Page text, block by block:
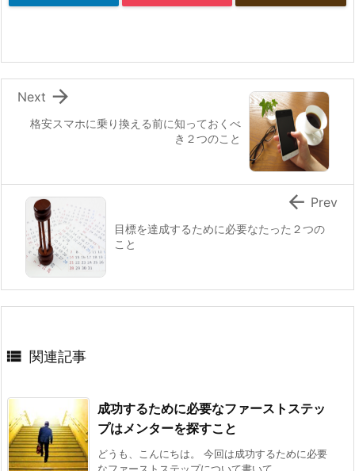
格安スマホに乗り換える前に知っておくべ
き２つのこと

Next
目標を達成するために必要なたった２つの
こと
 Prev
 関連記事
成功するために必要なファーストステッ
プはメンターを探すこと
どうも、こんにちは。 今回は成功するために必要